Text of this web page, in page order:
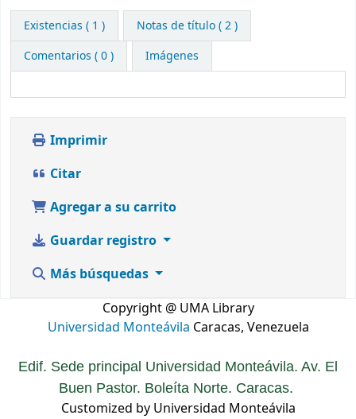
Existencias ( 1 )
Notas de título ( 2 )
Comentarios ( 0 )
Imágenes
Imprimir
Citar
Agregar a su carrito
Guardar registro
Más búsquedas
Copyright @ UMA Library
Universidad Monteávila Caracas, Venezuela
Edif. Sede principal Universidad Monteávila. Av. El
Buen Pastor. Boleíta Norte. Caracas.
Customized by Universidad Monteávila